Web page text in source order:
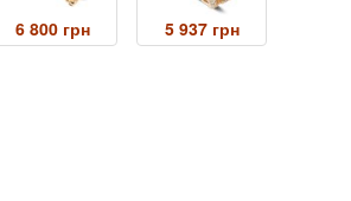
6 800 грн 5 937 грн